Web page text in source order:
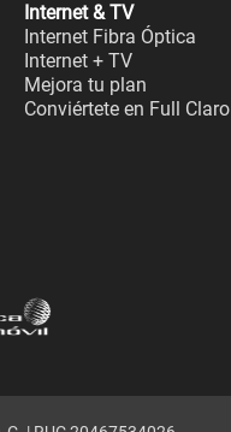
Internet & TV
Internet Fibra Óptica
Internet + TV
Mejora tu plan
Conviértete en Full Claro